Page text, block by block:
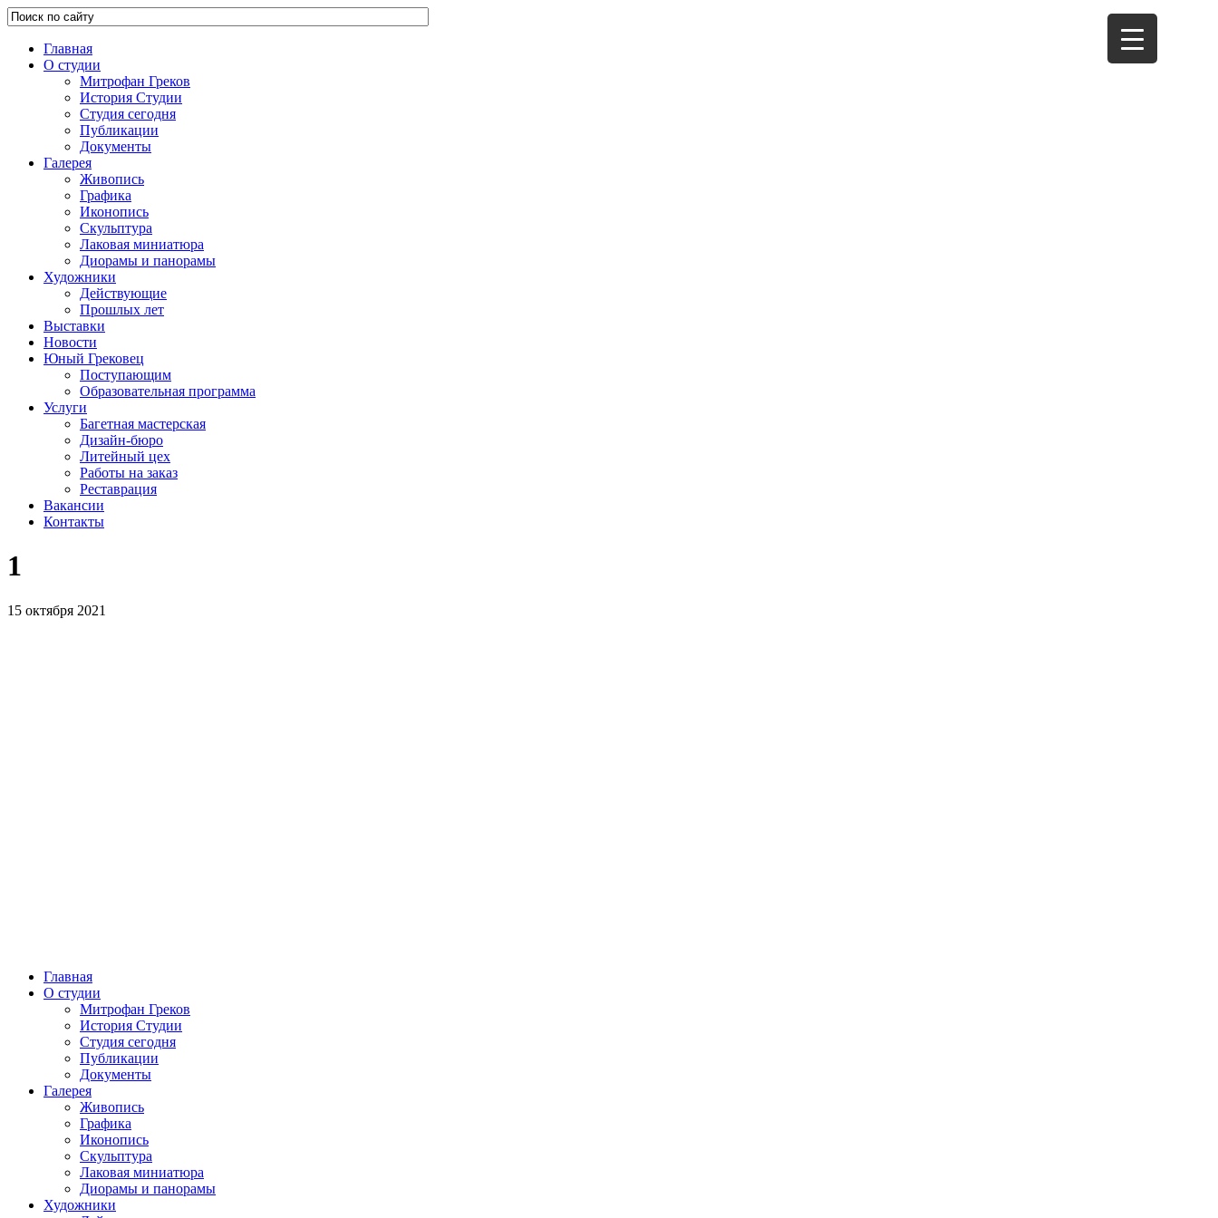
Главная
О студии
Митрофан Греков
История Студии
Студия сегодня
Публикации
Документы
Галерея
Живопись
Графика
Иконопись
Скульптура
Лаковая миниатюра
Диорамы и панорамы
Художники
Действующие
Прошлых лет
Выставки
Новости
Юный Грековец
Поступающим
Образовательная программа
Услуги
Багетная мастерская
Дизайн-бюро
Литейный цех
Работы на заказ
Реставрация
Вакансии
Контакты
1
15 октября 2021
Главная
О студии
Митрофан Греков
История Студии
Студия сегодня
Публикации
Документы
Галерея
Живопись
Графика
Иконопись
Скульптура
Лаковая миниатюра
Диорамы и панорамы
Художники